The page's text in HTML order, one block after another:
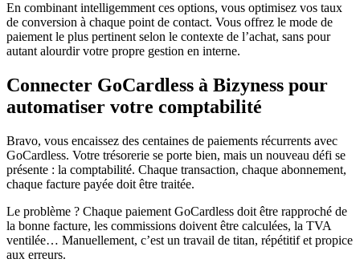
En combinant intelligemment ces options, vous optimisez vos taux
de conversion à chaque point de contact. Vous offrez le mode de
paiement le plus pertinent selon le contexte de l’achat, sans pour
autant alourdir votre propre gestion en interne.
Connecter GoCardless à Bizyness pour
automatiser votre comptabilité
Bravo, vous encaissez des centaines de paiements récurrents avec
GoCardless. Votre trésorerie se porte bien, mais un nouveau défi se
présente : la comptabilité. Chaque transaction, chaque abonnement,
chaque facture payée doit être traitée.
Le problème ? Chaque paiement GoCardless doit être rapproché de
la bonne facture, les commissions doivent être calculées, la TVA
ventilée… Manuellement, c’est un travail de titan, répétitif et propice
aux erreurs.